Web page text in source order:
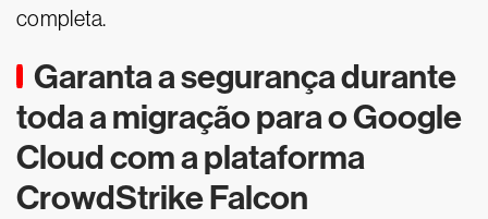
completa.
Garanta a segurança durante
toda a migração para o Google
Cloud com a plataforma
CrowdStrike Falcon